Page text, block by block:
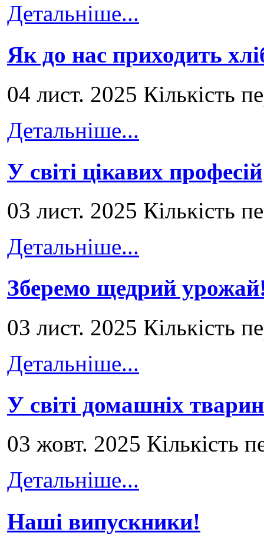
Детальніше...
Як до нас приходить
04 лист. 2025 Кількість
Детальніше...
У світі цікавих професій
03 лист. 2025 Кількість
Детальніше...
Зберемо щедрий
03 лист. 2025 Кількість
Детальніше...
У світі домашніх тварин
03 жовт. 2025 Кількість
Детальніше...
Наші випускники!